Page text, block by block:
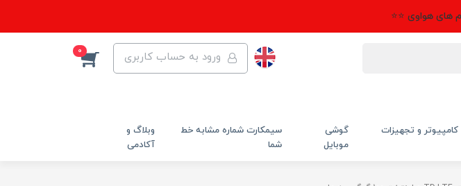
های هواوی ⭐⭐
ورود به حساب کاربری 0
کامپیوتر و تجهیزات
گوشی
موبایل
سیمکارت شماره مشابه خط
شما
وبلاگ و
آکادمی